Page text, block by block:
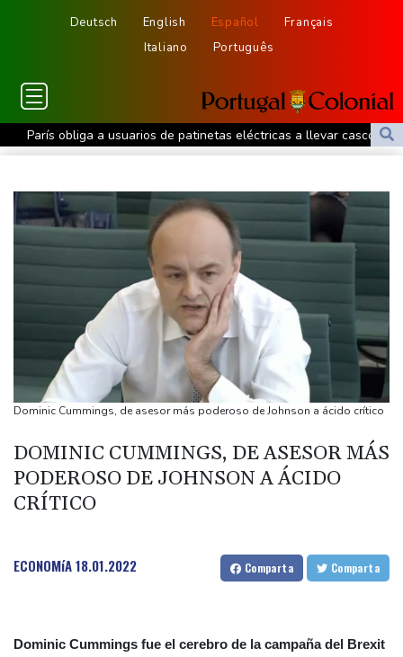
Deutsch English Español
Français
Italiano
Português
París obliga a usuarios de patinetas eléctricas a llevar casco
ante aumento de lesiones
Apple y OpenAI escalan su batalla legal por robo de secretos
comerciales
Ucrania se despide de un voluntario que dedicó su vida a
rescatar a los muertos
Canadá trata de adaptarse a un futuro de incendios forestales
Ucrania despide a un voluntario que dedicó su vida a rescatar a
los muertos
Un dron entra en Bulgaria y estalla cerca de un gasoducto en la
frontera con Rumania
Comienza la vendimia en la región francesa de Borgoña, un
nuevo récord de precocidad
Exabogado de Trump confirmado como fiscal general de EEUU
Dominic Cummings, de asesor más poderoso de Johnson a ácido crítico
DOMINIC CUMMINGS, DE ASESOR MÁS
PODEROSO DE JOHNSON A ÁCIDO
CRÍTICO
ECONOMíA18.01.2022 Comparta Comparta
Dominic Cummings fue el cerebro de la campaña del Brexit